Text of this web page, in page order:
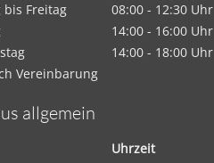
bis Freitag
08:00 - 12:30 Uhr
14:00 - 16:00 Uhr
14:00 - 18:00 Uhr
Vereinbarung
allgemein
Uhrzeit